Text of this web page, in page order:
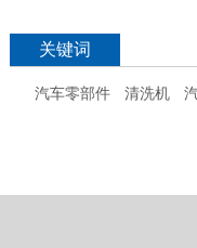
关键词
汽车零部件 清洗机